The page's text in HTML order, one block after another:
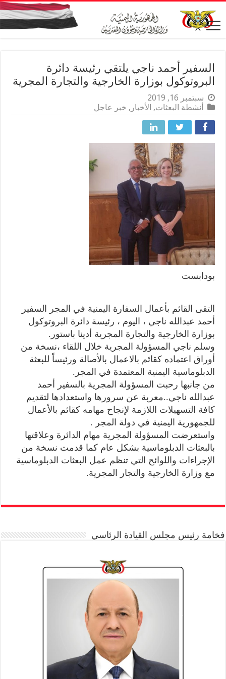
السفير أحمد ناجي يلتقي رئيسة دائرة
البروتوكول بوزارة الخارجية والتجارة المجرية
سبتمبر 16, 2019
أنشطة البعثات, الأخبار , خبر عاجل
بودابست
التقى القائم بأعمال السفارة اليمنية في المجر السفير
أحمد عبدالله ناجي ، اليوم ، رئيسة دائرة البروتوكول
بوزارة الخارجية والتجارة المجرية أدينا باستور.
وسلم ناجي المسؤولة المجرية خلال اللقاء ،نسخة من
أوراق اعتماده كقائم بالاعمال بالأصالة ورئيساً للبعثة
الدبلوماسية اليمنية المعتمدة في المجر.
من جانبها رحبت المسؤولة المجرية بالسفير أحمد
عبدالله ناجي..معربة عن سرورها واستعدادها لتقديم
كافة التسهيلات اللازمة لإنجاح مهامه كقائم بالأعمال
للجمهورية اليمنية في دولة المجر .
واستعرضت المسؤولة المجرية مهام الدائرة وعلاقتها
بالبعثات الدبلوماسية بشكل عام كما قدمت نسخة من
الإجراءات واللوائح التي تنظم عمل البعثات الدبلوماسية
مع وزارة الخارجية والتجار المجرية.
فخامة رئيس مجلس القيادة الرئاسي